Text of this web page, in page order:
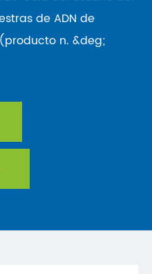
de ADN de
n. &deg;